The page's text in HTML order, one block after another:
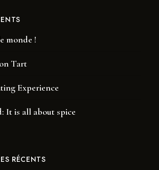
monde !
Tart
Experience
It is all about spice
RÉCENTS